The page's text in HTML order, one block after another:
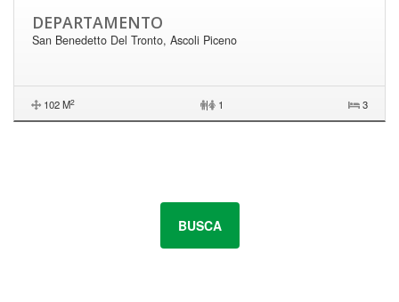
DEPARTAMENTO
San Benedetto Del Tronto, Ascoli Piceno
102 M2 | 1 3
BUSCA